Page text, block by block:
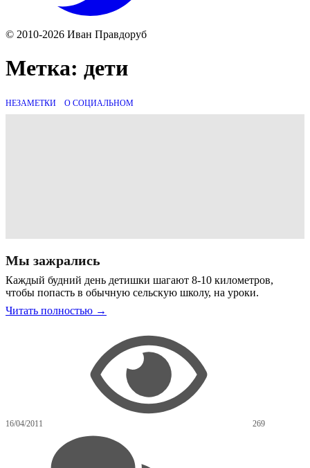
© 2010-2026 Иван Правдоруб
Метка: дети
НЕЗАМЕТКИ О СОЦИАЛЬНОМ
Мы зажрались
Каждый будний день детишки шагают 8-10 километров,
чтобы попасть в обычную сельскую школу, на уроки.
Читать полностью →
16/04/2011 269